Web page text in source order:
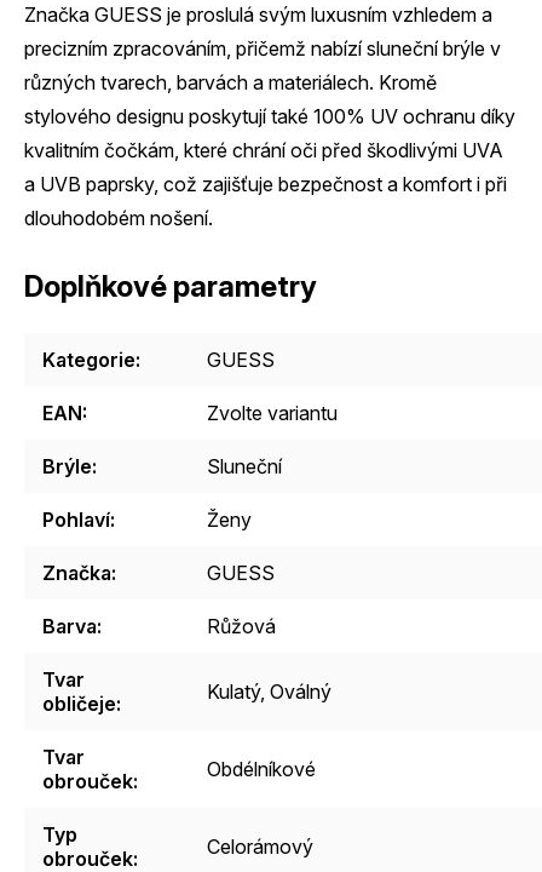
Značka GUESS je proslulá svým luxusním vzhledem a
precizním zpracováním, přičemž nabízí sluneční brýle v
různých tvarech, barvách a materiálech. Kromě
stylového designu poskytují také 100% UV ochranu díky
kvalitním čočkám, které chrání oči před škodlivými UVA
a UVB paprsky, což zajišťuje bezpečnost a komfort i při
dlouhodobém nošení.
Doplňkové parametry
Kategorie: GUESS
EAN: Zvolte variantu
Brýle: Sluneční
Pohlaví: Ženy
Značka: GUESS
Barva: Růžová
Tvar
obličeje: Kulatý, Oválný
Tvar
obrouček: Obdélníkové
Typ
obrouček: Celorámový